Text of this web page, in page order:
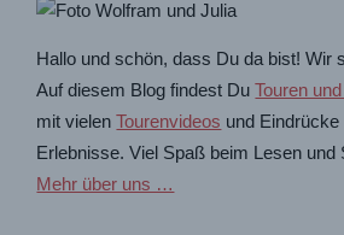
Hallo und schön, dass Du da bist! Wir
Auf diesem Blog findest DuTouren
mit vielenTourenvideos und
Erlebnisse. Viel Spaß beim Lesen und
Mehr über uns …